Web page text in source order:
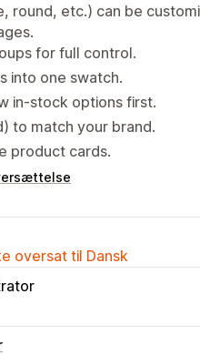
round, etc.) can be
for full control.
into one swatch.
in-stock options first.
to match your brand.
product cards.
oversat til Dansk